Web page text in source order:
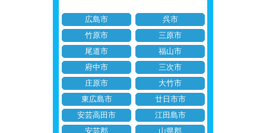
広島市
呉市
竹原市
三原市
尾道市
福山市
府中市
三次市
庄原市
大竹市
東広島市
廿日市市
安芸高田市
江田島市
安芸郡
山県郡